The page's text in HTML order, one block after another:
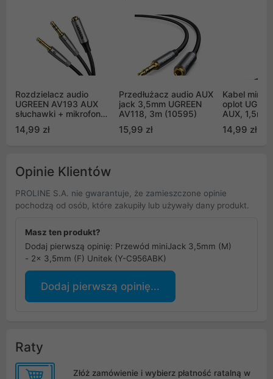
Rozdzielacz audio
UGREEN AV193 AUX
słuchawki + mikrofon
jack 3,5mm - srebrny
14,99 zł
Przedłużacz audio AUX
jack 3,5mm UGREEN
AV118, 3m (10595)
15,99 zł
Kabel mini
oplot
AUX, 1,5m
14,99 zł
Opinie Klientów
PROLINE S.A. nie gwarantuje, że zamieszczone opinie
pochodzą od osób, które zakupiły lub używały dany produkt.
Masz ten produkt?
Dodaj pierwszą opinię: Przewód miniJack 3,5mm (M)
- 2x 3,5mm (F) Unitek (Y-C956ABK)
Dodaj pierwszą opinię...
Raty
Złóż zamówienie i wybierz płatność ratalną w